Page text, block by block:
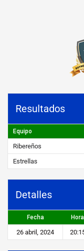
v
E
r
l
l
a
Resultados
Equipo
Ribereños
Estrellas
Detalles
Fecha Hora
26 abril, 2024